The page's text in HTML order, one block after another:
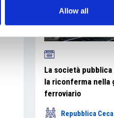
Allow all
La società
la riconferma nella
ferroviario
Repubblica Ceca